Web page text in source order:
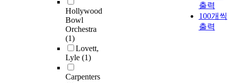
Hollywood
Bowl
Orchestra
(1)
Lovett,
Lyle (1)
Carpenters
출력
100개씩
출력